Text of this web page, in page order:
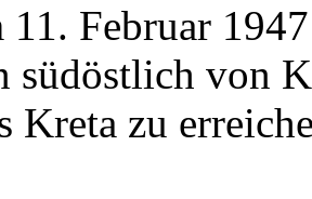
11. Februar
südöstlich von
Kreta zu